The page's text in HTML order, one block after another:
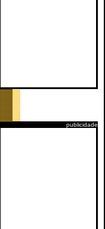
publicidade